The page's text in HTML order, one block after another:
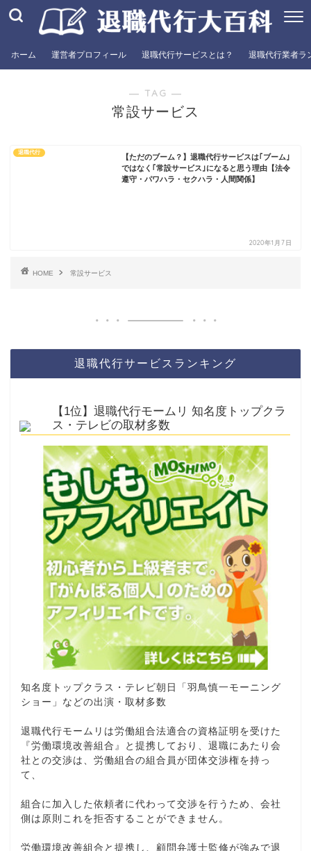
ホーム 運営者プロフィール 退職代行サービスとは？ 退職代行業者ラ
― TAG ―
常設サービス
退職代行
【ただのブーム？】退職代行サービスは｢ブーム｣
ではなく｢常設サービス｣になると思う理由【法令
遵守・パワハラ・セクハラ・人間関係】
2020年1月7日
HOME 常設サービス
退職代行サービスランキング
【1位】退職代行モームリ 知名度トップクラ
ス・テレビの取材多数
知名度トップクラス・テレビ朝日「羽鳥慎一モーニング
ショー」などの出演・取材多数
退職代行モームリは労働組合法適合の資格証明を受けた
『労働環境改善組合』と提携しており、退職にあたり会
社との交渉は、労働組合の組合員が団体交渉権を持っ
て、
組合に加入した依頼者に代わって交渉を行うため、会社
側は原則これを拒否することができません。
労働環境改善組合と提携し、顧問弁護士監修が強みで退